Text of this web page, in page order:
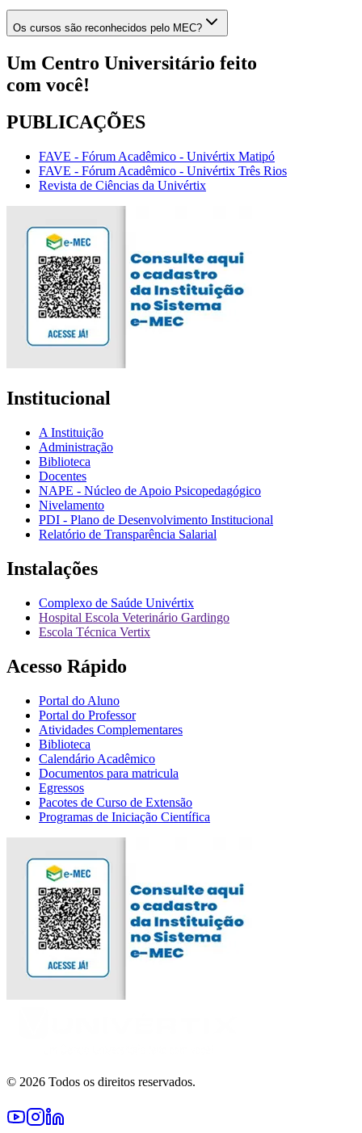
Os cursos são reconhecidos pelo MEC?
Um Centro Universitário feito
com você!
PUBLICAÇÕES
FAVE - Fórum Acadêmico - Univértix Matipó
FAVE - Fórum Acadêmico - Univértix Três Rios
Revista de Ciências da Univértix
Institucional
A Instituição
Administração
Biblioteca
Docentes
NAPE - Núcleo de Apoio Psicopedagógico
Nivelamento
PDI - Plano de Desenvolvimento Institucional
Relatório de Transparência Salarial
Instalações
Complexo de Saúde Univértix
Hospital Escola Veterinário Gardingo
Escola Técnica Vertix
Acesso Rápido
Portal do Aluno
Portal do Professor
Atividades Complementares
Biblioteca
Calendário Acadêmico
Documentos para matricula
Egressos
Pacotes de Curso de Extensão
Programas de Iniciação Científica
© 2026 Todos os direitos reservados.